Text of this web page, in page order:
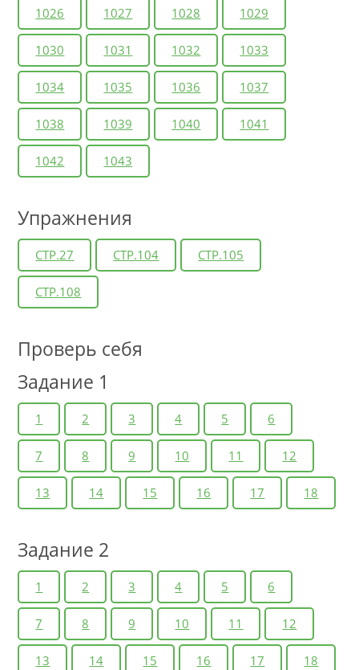
1026 1027 1028 1029
1030 1031 1032 1033
1034 1035 1036 1037
1038 1039 1040 1041
1042 1043
Упражнения
СТР.27 СТР.104 СТР.105
СТР.108
Проверь себя
Задание 1
1 2 3 4 5 6
7 8 9 10 11 12
13 14 15 16 17 18
Задание 2
1 2 3 4 5 6
7 8 9 10 11 12
13 14 15 16 17 18